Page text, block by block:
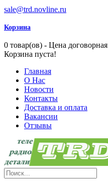
sale@trd.novline.ru
Корзина
0 товар(ов) - Цена договорная
Корзина пуста!
Главная
О Нас
Новости
Контакты
Доставка и оплата
Вакансии
Отзывы